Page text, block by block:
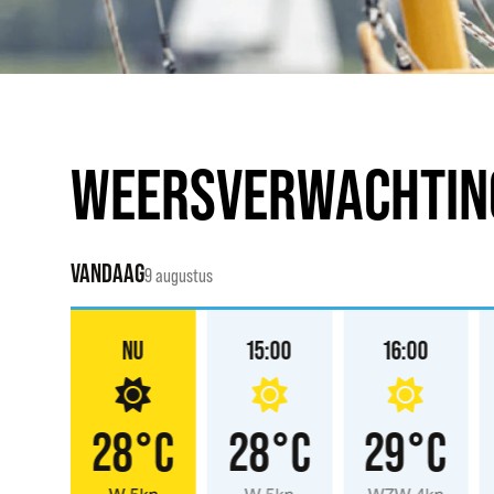
VANDAAG9 augustus
NU
28°C
15:00
28°C
16:00
29°C